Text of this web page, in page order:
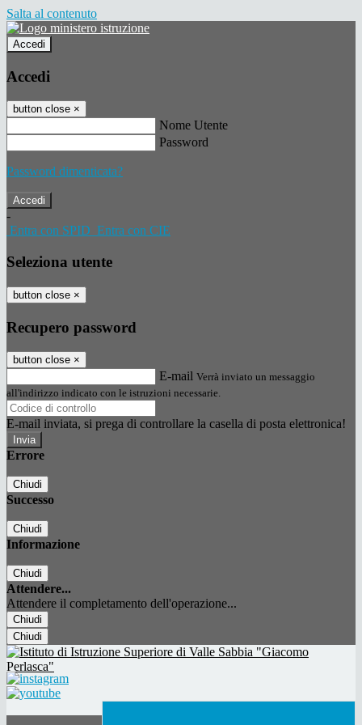
Salta al contenuto
Accedi
Accedi
button close ×
Nome Utente
Password
Password dimenticata?
-
Entra con SPID Entra con CIE
Seleziona utente
button close ×
Recupero password
button close ×
E-mail Verrà inviato un messaggio
all'indirizzo indicato con le istruzioni necessarie.
E-mail inviata, si prega di controllare la casella di posta elettronica!
Errore
Chiudi
Successo
Chiudi
Informazione
Chiudi
Attendere...
Attendere il completamento dell'operazione...
Chiudi
Chiudi